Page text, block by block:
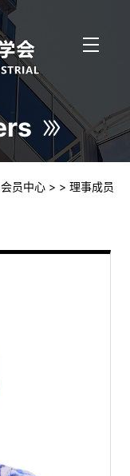
员中心 > > 理事成员